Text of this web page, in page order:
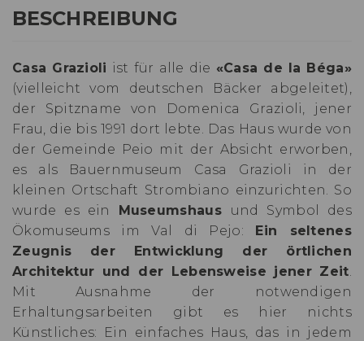
BESCHREIBUNG
Casa Grazioli ist für alle die «Casa de la Béga»
(vielleicht vom deutschen Bäcker abgeleitet),
der Spitzname von Domenica Grazioli, jener
Frau, die bis 1991 dort lebte. Das Haus wurde von
der Gemeinde Peio mit der Absicht erworben,
es als Bauernmuseum Casa Grazioli in der
kleinen Ortschaft Strombiano einzurichten. So
wurde es ein Museumshaus und Symbol des
Ökomuseums im Val di Pejo: Ein seltenes
Zeugnis der Entwicklung der örtlichen
Architektur und der Lebensweise jener Zeit
Mit Ausnahme der notwendigen
Erhaltungsarbeiten gibt es hier nichts
Künstliches: Ein einfaches Haus, das in jedem